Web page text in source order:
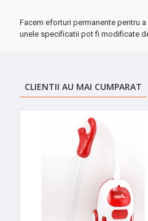
Facem eforturi permanente pentru
unele specificatii pot fi modificate
CLIENTII AU MAI CUMPARAT